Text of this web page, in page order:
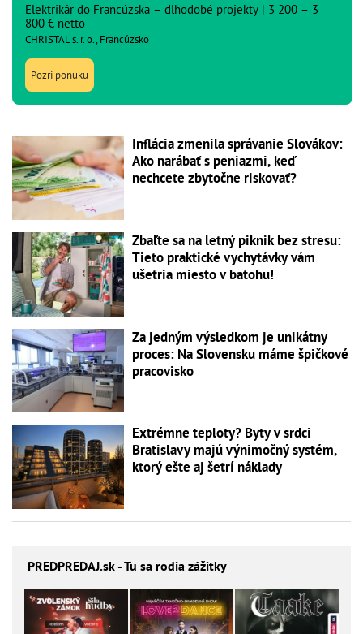
Elektrikár do Francúzska – dlhodobé projekty | 3 200 – 3
800 € netto
CHRISTAL s. r. o., Francúzsko
Pozri ponuku
Inflácia zmenila správanie Slovákov:
Ako narábať s peniazmi, keď
nechcete zbytočne riskovať?
Zbaľte sa na letný piknik bez stresu:
Tieto praktické vychytávky vám
ušetria miesto v batohu!
Za jedným výsledkom je unikátny
proces: Na Slovensku máme špičkové
pracovisko
Extrémne teploty? Byty v srdci
Bratislavy majú výnimočný systém,
ktorý ešte aj šetrí náklady
PREDPREDAJ.sk - Tu sa rodia zážitky